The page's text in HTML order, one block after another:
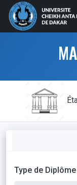
Type de Diplôme